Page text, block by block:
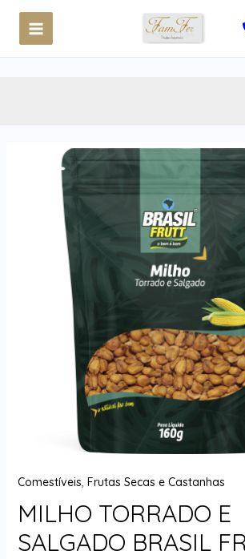
Comestíveis, Frutas Secas e Castanhas
MILHO TORRADO E
SALGADO BRASIL